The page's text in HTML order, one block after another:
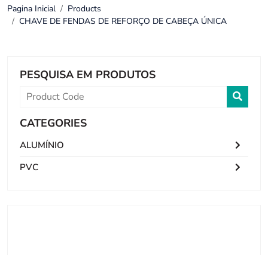
Pagina Inicial
Products
CHAVE DE FENDAS DE REFORÇO DE CABEÇA ÚNICA
PESQUISA EM PRODUTOS
CATEGORIES
ALUMÍNIO
PVC